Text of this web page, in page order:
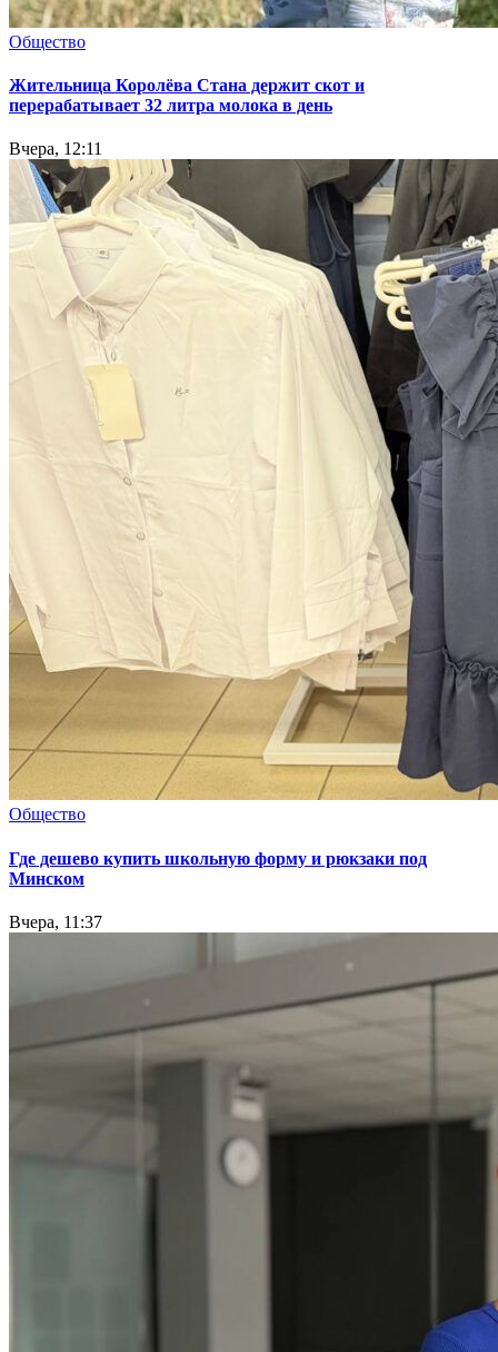
Общество
Жительница Королёва Стана держит скот и
перерабатывает 32 литра молока в день
Вчера, 12:11
Общество
Где дешево купить школьную форму и рюкзаки под
Минском
Вчера, 11:37